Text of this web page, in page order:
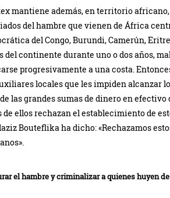
mantiene además, en territorio africano,
del hambre que vienen de África
del Congo, Burundi, Camerún,
del continente durante uno o dos años,
progresivamente a una costa.
locales que les impiden alcanzar
las grandes sumas de dinero en
de ellos rechazan el establecimiento de
Bouteflika ha dicho: «Rechazamos
el hambre y criminalizar a quienes huyen